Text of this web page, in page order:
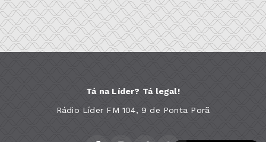
Tá na Líder? Tá legal!
Rádio Líder FM 104, 9 de Ponta Porã